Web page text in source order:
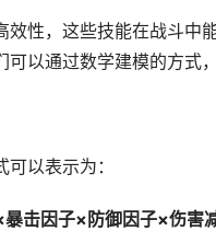
性，这些技能在战斗中
以通过数学建模的方式
以表示为：
击因子×防御因子×伤害